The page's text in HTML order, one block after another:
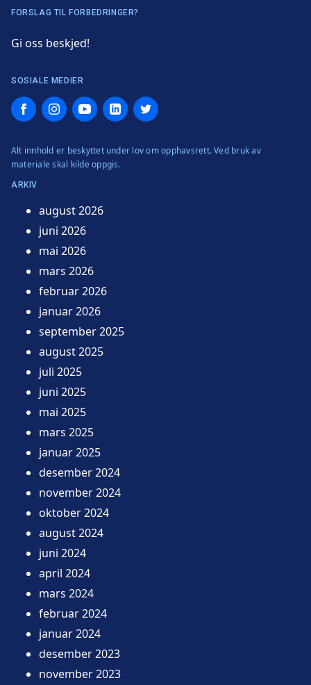
FORSLAG TIL FORBEDRINGER?
Gi oss beskjed!
SOSIALE MEDIER
FacebookInstagramYouTubeLinkedInTwitter
Alt innhold er beskyttet under lov om opphavsrett. Ved bruk av
materiale skal kilde oppgis.
ARKIV
august 2026
juni 2026
mai 2026
mars 2026
februar 2026
januar 2026
september 2025
august 2025
juli 2025
juni 2025
mai 2025
mars 2025
januar 2025
desember 2024
november 2024
oktober 2024
august 2024
juni 2024
april 2024
mars 2024
februar 2024
januar 2024
desember 2023
november 2023